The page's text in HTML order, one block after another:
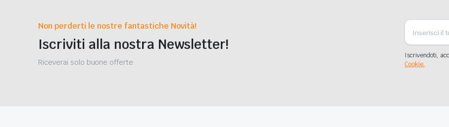
Non perderti le nostre fantastiche Novità!
Iscriviti alla nostra Newsletter!
Riceverai solo buone offerte
Iscrivendoti,
Cookie.